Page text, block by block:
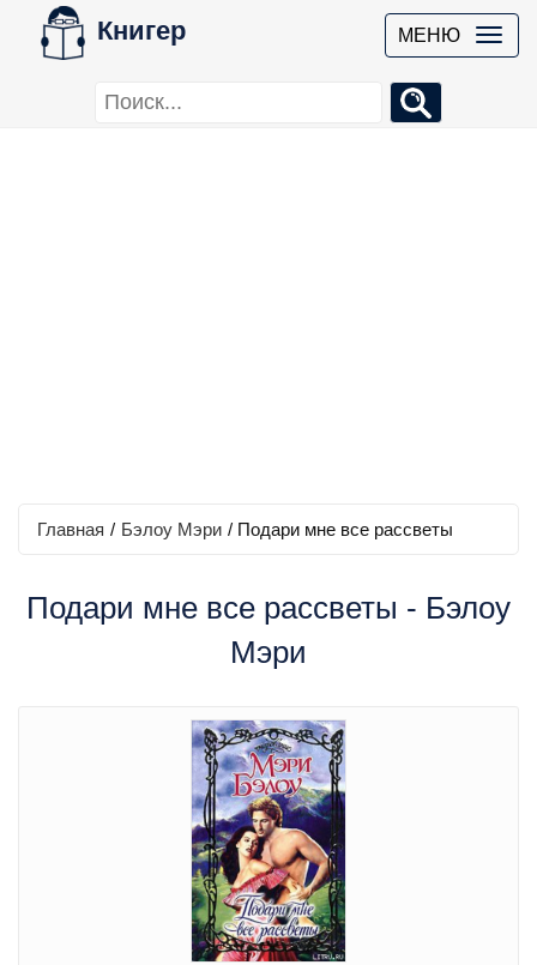
Книгер МЕНЮ
Главная / Бэлоу Мэри / Подари мне все рассветы
Подари мне все рассветы - Бэлоу
Мэри